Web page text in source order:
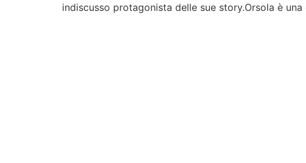
indiscusso protagonista delle sue story.Orsola è